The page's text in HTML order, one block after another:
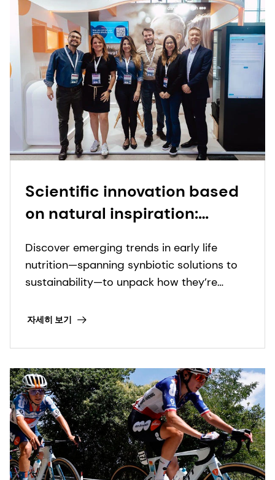
Scientific innovation based
on natural inspiration:
nutrition
Discover emerging trends in early life
nutrition—spanning synbiotic solutions to
sustainability—to unpack how they’re
health.
자세히 보기